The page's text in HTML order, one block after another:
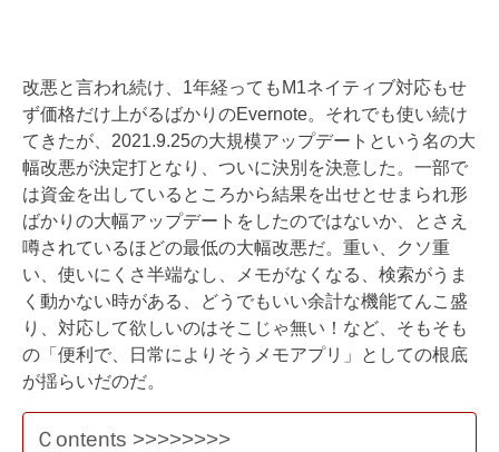
改悪と言われ続け、1年経ってもM1ネイティブ対応もせ
ず価格だけ上がるばかりのEvernote。それでも使い続け
てきたが、2021.9.25の大規模アップデートという名の大
幅改悪が決定打となり、ついに決別を決意した。一部で
は資金を出しているところから結果を出せとせまられ形
ばかりの大幅アップデートをしたのではないか、とさえ
噂されているほどの最低の大幅改悪だ。重い、クソ重
い、使いにくさ半端なし、メモがなくなる、検索がうま
く動かない時がある、どうでもいい余計な機能てんこ盛
り、対応して欲しいのはそこじゃ無い！など、そもそも
の「便利で、日常によりそうメモアプリ」としての根底
が揺らいだのだ。
Ｃontents >>>>>>>>